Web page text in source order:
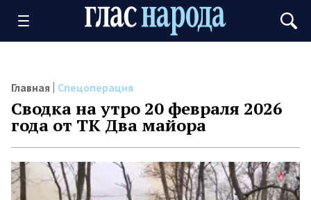
Главная Спецоперация
Сводка на утро 20 февраля 2026
года от ТК Два майора